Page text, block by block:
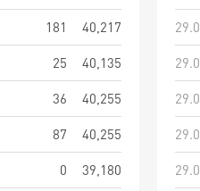
181
40,217
25
40,135
36
40,255
87
40,255
0
39,180